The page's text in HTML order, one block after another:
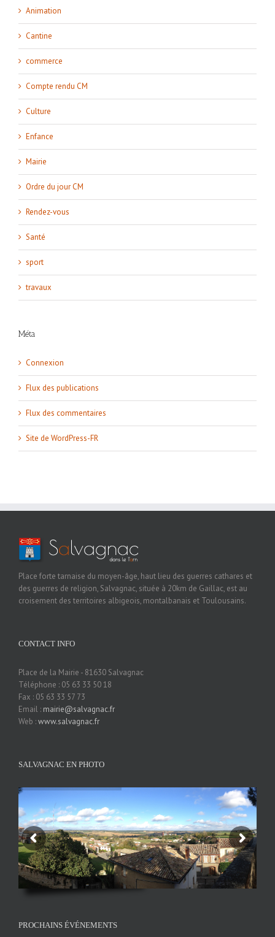
Animation
Cantine
commerce
Compte rendu CM
Culture
Enfance
Mairie
Ordre du jour CM
Rendez-vous
Santé
sport
travaux
Méta
Connexion
Flux des publications
Flux des commentaires
Site de WordPress-FR
Place forte tarnaise du moyen-âge, haut lieu des guerres cathares et
des guerres de religion, Salvagnac, située à 20km de Gaillac, est au
croisement des territoires albigeois, montalbanais et Toulousains.
CONTACT INFO
Place de la Mairie - 81630 Salvagnac
Téléphone : 05 63 33 50 18
Fax : 05 63 33 57 73
Email : mairie@salvagnac.fr
Web :www.salvagnac.fr
SALVAGNAC EN PHOTO
PROCHAINS ÉVÉNEMENTS